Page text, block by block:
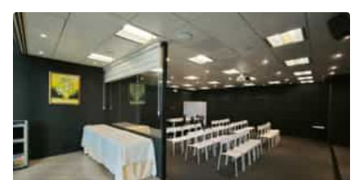
artistico
Servizio
fotografico
Conferenza Meeting Ufficio
Acquista
Tipo di spazio